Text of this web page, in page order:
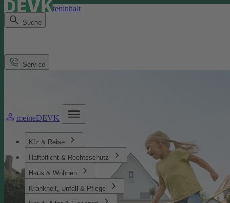
Direkt zum Seiteninhalt
Suche
meineDEVK
Kfz & Reise
Haftpflicht & Rechtsschutz
Haus & Wohnen
Krankheit, Unfall & Pflege
Service